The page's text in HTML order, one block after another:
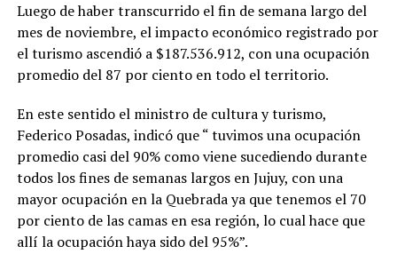
Luego de haber transcurrido el fin de semana largo del
mes de noviembre, el impacto económico registrado por
el turismo ascendió a $187.536.912, con una ocupación
promedio del 87 por ciento en todo el territorio.
En este sentido el ministro de cultura y turismo,
Federico Posadas, indicó que “ tuvimos una ocupación
promedio casi del 90% como viene sucediendo durante
todos los fines de semanas largos en Jujuy, con una
mayor ocupación en la Quebrada ya que tenemos el 70
por ciento de las camas en esa región, lo cual hace que
allí la ocupación haya sido del 95%”.